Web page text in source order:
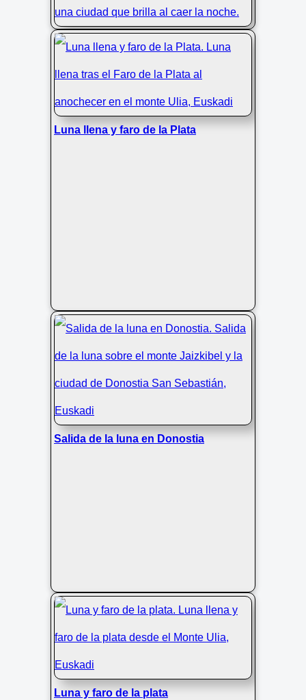
Anochecer en la bahía de la Concha:
luna llena, luces urbanas sobre
Donostia
Luna llena y faro de la Plata
Salida de la luna en Donostia
Luna y faro de la plata